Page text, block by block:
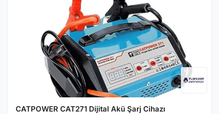
CATPOWER CAT271 Dijital Akü Şarj Cihazı